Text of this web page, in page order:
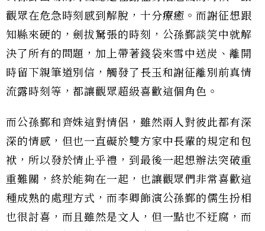
觀眾在危急時刻感到解脫，十分療癒。而謝征想跟
知縣來硬的，劍拔駑張的時刻，公孫鄞談笑中就解
決了所有的問題，加上帶著錢袋來雪中送炭、離開
時留下親筆道別信，觸發了長玉和謝征離別前真情
流露時刻等，都讓觀眾超級喜歡這個角色。
而公孫鄞和齊姝這對情侶，雖然兩人對彼此都有深
深的情感，但也一直礙於雙方家中長輩的規定和包
袱，所以發於情止乎禮，到最後一起想辦法突破重
重難關，終於能夠在一起，也讓觀眾們非常喜歡這
種成熟的處理方式，而李卿飾演公孫鄞的儒生扮相
也很討喜，而且雖然是文人，但一點也不迂腐，而